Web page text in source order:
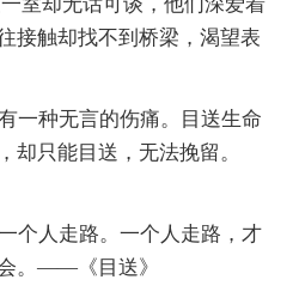
接触却找不到桥梁，渴望表
一种无言的伤痛。目送生命
却只能目送，无法挽留。
个人走路。一个人走路，才
。——《目送》